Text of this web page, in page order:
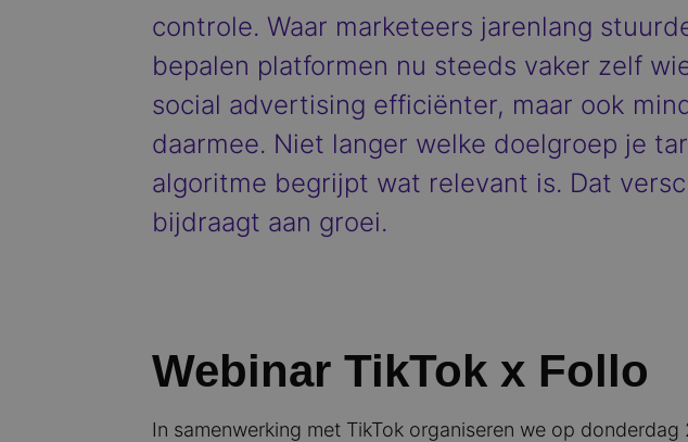
controle. Waar marketeers jarenlang
bepalen platformen nu steeds vaker zelf
social advertising efficiënter, maar ook
daarmee. Niet langer welke doelgroep je
algoritme begrijpt wat relevant is. Dat
bijdraagt aan groei.
Webinar TikTok x Follo
In samenwerking met TikTok organiseren we op